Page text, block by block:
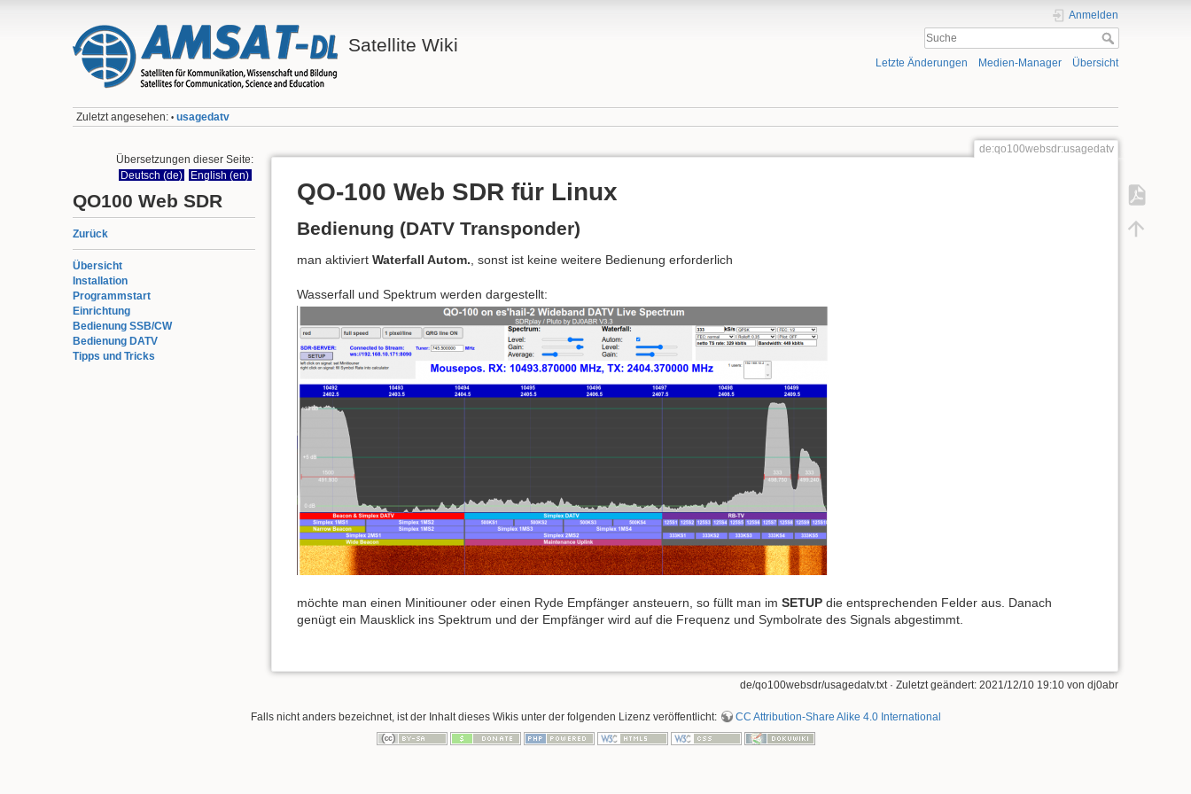
Satellite Wiki
Anmelden
Letzte Änderungen Medien-Manager Übersicht
Zuletzt angesehen: • usagedatv
Übersetzungen dieser Seite:
Deutsch (de)
English (en)
QO100 Web SDR
Zurück
Übersicht
Installation
Programmstart
Einrichtung
Bedienung SSB/CW
Bedienung DATV
Tipps und Tricks
de:qo100websdr:usagedatv
QO-100 Web SDR für Linux
Bedienung (DATV Transponder)
man aktiviert Waterfall Autom. , sonst ist keine weitere Bedienung erforderlich
Wasserfall und Spektrum werden dargestellt:
möchte man einen Minitiouner oder einen Ryde Empfänger ansteuern, so füllt man im SETUP die entsprechenden Felder aus. Danach
genügt ein Mausklick ins Spektrum und der Empfänger wird auf die Frequenz und Symbolrate des Signals abgestimmt.
de/qo100websdr/usagedatv.txt · Zuletzt geändert: 2021/12/10 19:10 von dj0abr
Falls nicht anders bezeichnet, ist der Inhalt dieses Wikis unter der folgenden Lizenz veröffentlicht: CC Attribution-Share Alike 4.0 International